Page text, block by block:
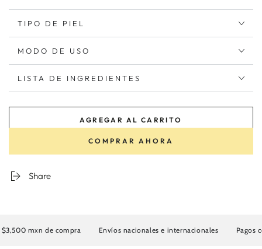
TIPO DE PIEL
MODO DE USO
LISTA DE INGREDIENTES
AGREGAR AL CARRITO
COMPRAR AHORA
Share
mxn de compra Envíos nacionales e internacionales Pagos